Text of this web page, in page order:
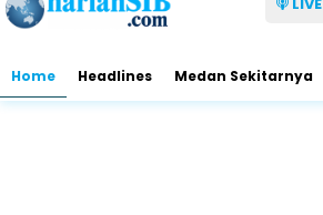
Home Headlines Medan Sekitarnya